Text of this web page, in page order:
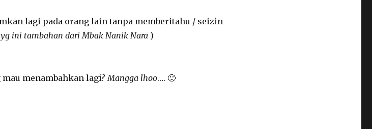
lagi pada orang lain tanpa memberitahu / seizin
yg ini tambahan dari Mbak Nanik Nara )
mau menambahkan lagi?Mangga lhoo…. 🙂